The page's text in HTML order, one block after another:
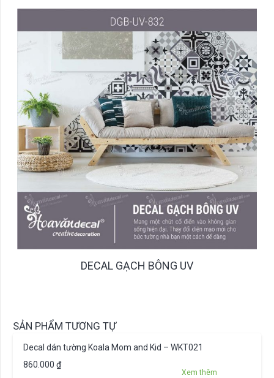
DECAL GẠCH BÔNG UV
SẢN PHẨM TƯƠNG TỰ
Decal dán tường Koala Mom and Kid – WKT021
860.000 ₫
Xem thêm